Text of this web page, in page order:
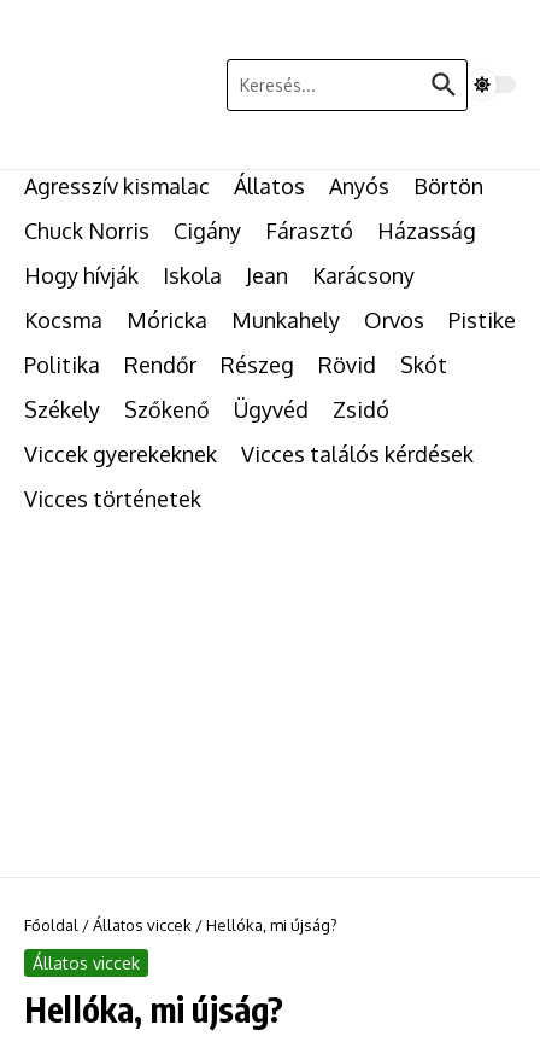
Keresés:
Agresszív kismalac Állatos Anyós
Börtön
Chuck Norris
Cigány Fárasztó
Házasság
Hogy hívják
Iskola Jean
Karácsony
Kocsma
Móricka Munkahely Orvos
Pistike
Politika
Rendőr Részeg Rövid
Skót
Székely
Szőkenő Ügyvéd
Zsidó
Viccek gyerekeknek
Vicces találós kérdések
Vicces történetek
Főoldal /Állatos viccek /Hellóka, mi újság?
Állatos viccek
Hellóka, mi újság?